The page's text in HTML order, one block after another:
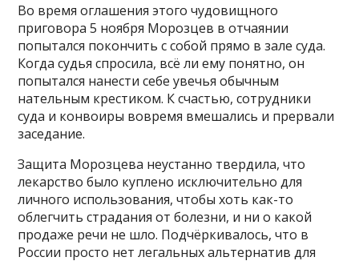
Во время оглашения этого чудовищного
приговора 5 ноября Морозцев в отчаянии
попытался покончить с собой прямо в зале суда.
Когда судья спросила, всё ли ему понятно, он
попытался нанести себе увечья обычным
нательным крестиком. К счастью, сотрудники
суда и конвоиры вовремя вмешались и прервали
заседание.
Защита Морозцева неустанно твердила, что
лекарство было куплено исключительно для
личного использования, чтобы хоть как-то
облегчить страдания от болезни, и ни о какой
продаже речи не шло. Подчёркивалось, что в
России просто нет легальных альтернатив для